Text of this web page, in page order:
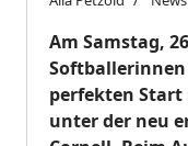
Am Samstag,
Softballerinnen
perfekten Start
unter der neu